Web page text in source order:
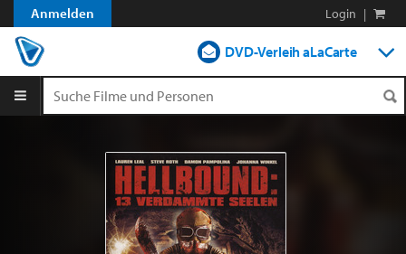
Anmelden Login |
DVD-Verleih aLaCarte
Shop
Blog